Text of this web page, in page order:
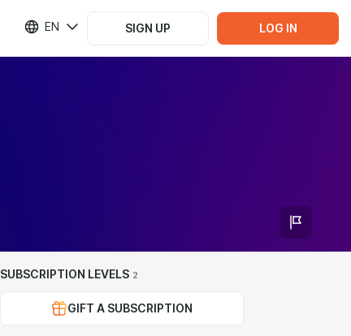
EN SIGN UP LOG IN
SUBSCRIPTION LEVELS 2
GIFT A SUBSCRIPTION